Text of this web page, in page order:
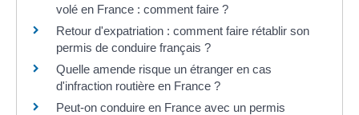
volé en France : comment faire ?
Retour d'expatriation : comment faire rétablir son
permis de conduire français ?
Quelle amende risque un étranger en cas
d'infraction routière en France ?
Peut-on conduire en France avec un permis